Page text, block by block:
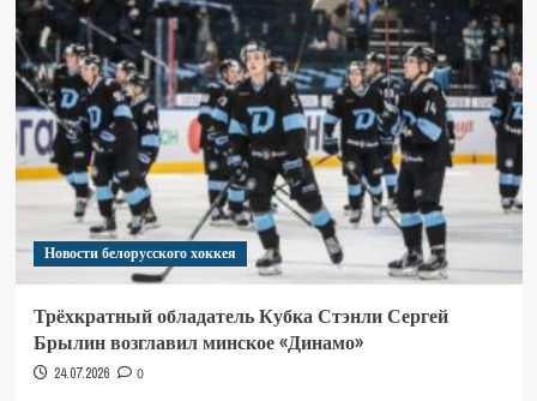
Новости белорусского хоккея
Трёхкратный обладатель Кубка Стэнли Сергей
Брылин возглавил минское «Динамо»
24.07.2026 0